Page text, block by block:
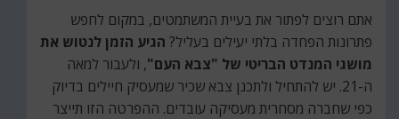
אתם רוצים לפתור את בעיית המשתמטים, במקום לחפש
פתרונות הפחדה בלתי יעילים בעליל? הגיע הזמן לנטוש את
מושגי המנדט הבריטי של "צבא העם", ולעבור למאה
ה-21. יש להתחיל ולתכנן צבא שכיר שמעסיק חיילים בדיוק
כפי שחברה מסחרית מעסיקה עובדים. ההפרטה הזו תייצר